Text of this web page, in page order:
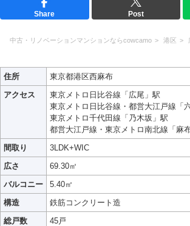
Share Post
中古・リノベーションマンションならcowcamo 港区
住所
東京都港区西麻布
アクセス
東京メトロ日比谷線「広尾」駅
東京メトロ日比谷線・都営大江戸線「
東京メトロ千代田線「乃木坂」駅
都営大江戸線・東京メトロ南北線「麻
間取り
3LDK+WIC
広さ
69.30㎡
バルコニー
5.40㎡
構造
鉄筋コンクリート造
総戸数
45戸